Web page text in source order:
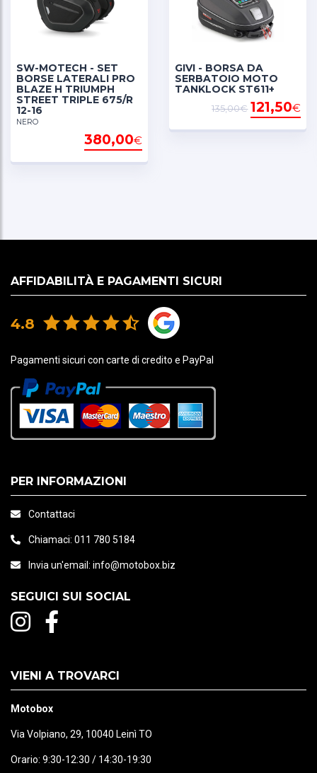
SW-MOTECH - SET
BORSE LATERALI PRO
BLAZE H TRIUMPH
STREET TRIPLE 675/R
12-16
NERO
380,00€
GIVI - BORSA DA
SERBATOIO MOTO
TANKLOCK ST611+
121,50€
135,00€
AFFIDABILITÀ E PAGAMENTI SICURI
4.8
Pagamenti sicuri con carte di credito e PayPal
PER INFORMAZIONI
Contattaci
Chiamaci: 011 780 5184
Invia un'email: info@motobox.biz
SEGUICI SUI SOCIAL
VIENI A TROVARCI
Motobox
Via Volpiano, 29, 10040 Leinì TO
Orario: 9:30-12:30 / 14:30-19:30